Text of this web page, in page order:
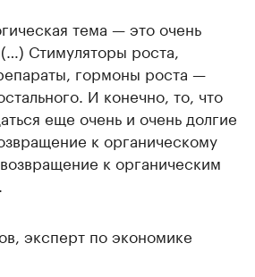
тема — это очень
Стимуляторы роста,
гормоны роста —
И конечно, то, что
еще очень и очень долгие
к органическому
к органическим
эксперт по экономике